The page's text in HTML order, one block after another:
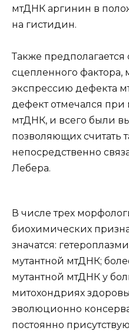
мтДНК аргинин в
на гистидин.
Также предполагается
сцепленного
экспрессию дефекта
дефект отмечался
мтДНК, и всего были
позволяющих считать
непосредственно
Лебера.
В числе трех
биохимических
значатся:
мутантной мтДНК;
мутантной мтДНК у
митохондриях
эволюционно
постоянно